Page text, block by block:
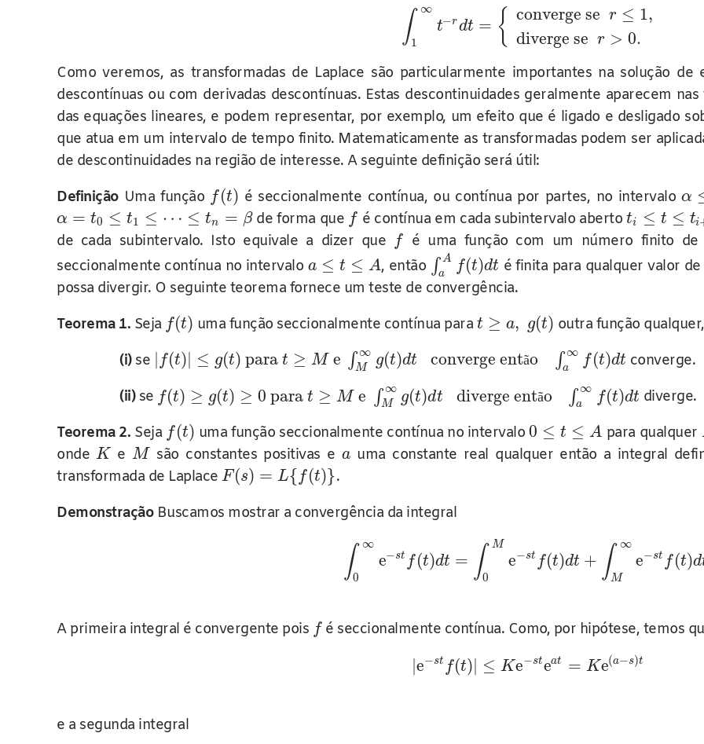
∫ ∞
1
t−rdt = { converge se r ≤ 1,
diverge se r > 0.
Como veremos, as transformadas de Laplace são particularmente importantes na solução de
descontínuas ou com derivadas descontínuas. Estas descontinuidades geralmente aparecem
das equações lineares, e podem representar, por exemplo, um efeito que é ligado e desligado
que atua em um intervalo de tempo finito. Matematicamente as transformadas podem ser
de descontinuidades na região de interesse. A seguinte definição será útil:
DefiniçãoUma função f(t) é seccionalmente contínua, ou contínua por partes, no intervaloα
α = t0 ≤ t1 ≤ ⋯ ≤ tn = βde forma que f é contínua em cada subintervalo aberto ti ≤ t ≤ ti
de cada subintervalo. Isto equivale a dizer que
f é uma função com um número finito de
seccionalmente contínua no intervalo a ≤ t ≤ A, então ∫ A
a
f(t)dt é finita para qualquer valor
possa divergir. O seguinte teorema fornece um teste de convergência.
Teorema 1. Seja f(t) uma função seccionalmente contínua para t ≥ a, g(t) outra função
(i)se f(t) ≤ g(t) para t ≥ Me ∫ ∞
M g(t)dt converge então ∫ ∞
a f(t)dt converge.
(ii)se f(t) ≥ g(t) ≥ 0 parat ≥ M e ∫ ∞
M g(t)dt diverge então ∫ ∞
a f(t)dt diverge.
Teorema 2. Seja f(t) uma função seccionalmente contínua no intervalo0 ≤ t ≤ A para qualquer
ondeK eM são constantes positivas e a uma constante real qualquer então a integral
transformada de Laplace F(s) = L{ f(t)}.
DemonstraçãoBuscamos mostrar a convergência da integral
∫ ∞
0
e−st f(t)dt = ∫ M
0
e−st f(t)dt + ∫ ∞
M
e−st f(t)d
A primeira integral é convergente pois fé seccionalmente contínua. Como, por hipótese, temos
|e−st f(t) ≤ Ke−steat = Ke(a−s)t
e a segunda integral